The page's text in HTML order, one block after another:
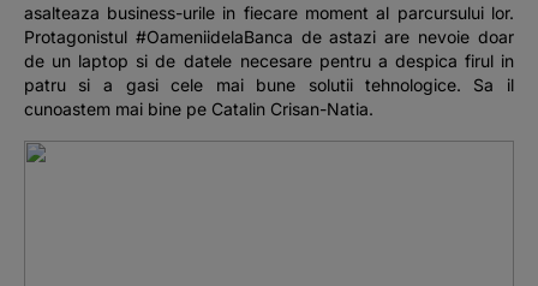
Banking, pe relaxare
asalteaza business-urile in fiecare moment al parcursului lor.
Protagonistul #OameniidelaBanca de astazi are nevoie doar
de un laptop si de datele necesare pentru a despica firul in
patru si a gasi cele mai bune solutii tehnologice. Sa il
cunoastem mai bine pe Catalin Crisan-Natia.